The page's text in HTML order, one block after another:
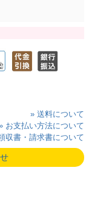
» 送料について
お支払い方法について
収書・請求書について